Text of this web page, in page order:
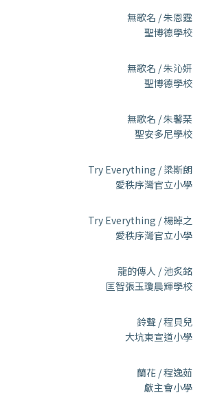
無歌名 / 朱恩霆
聖博德學校
無歌名 / 朱沁妍
聖博德學校
無歌名 / 朱馨琹
聖安多尼學校
Try Everything / 梁斯朗
愛秩序灣官立小學
Try Everything / 楊晫之
愛秩序灣官立小學
龍的傳人 / 池炙銘
匡智張玉瓊晨輝學校
鈴聲 / 程貝兒
大坑東宣道小學
蘭花 / 程逸茹
獻主會小學